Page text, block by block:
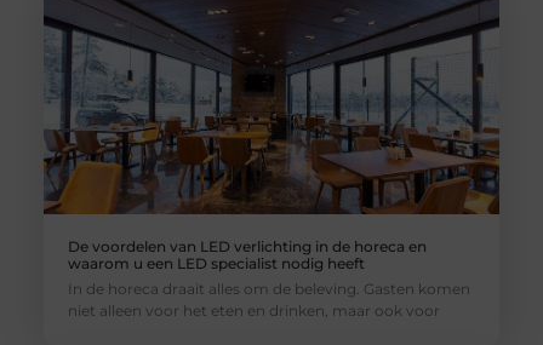
De voordelen van LED verlichting in de horeca en
waarom u een LED specialist nodig heeft
In de horeca draait alles om de beleving. Gasten komen
niet alleen voor het eten en drinken, maar ook voor